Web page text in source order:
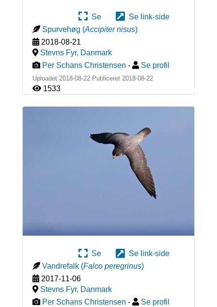
Se
Se link-side
Spurvehøg (Accipiter nisus)
2018-08-21
Stevns Fyr, Danmark
Per Schans Christensen - Se profil
Uploadet 2018-08-22 Publiceret 2018-08-22
1533
Se
Se link-side
Vandrefalk (Falco peregrinus)
2017-11-06
Stevns Fyr, Danmark
Per Schans Christensen - Se profil